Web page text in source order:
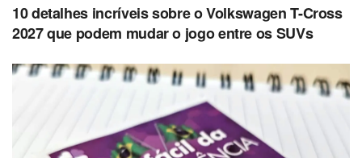
10 detalhes incríveis sobre o Volkswagen T-Cross
2027 que podem mudar o jogo entre os SUVs